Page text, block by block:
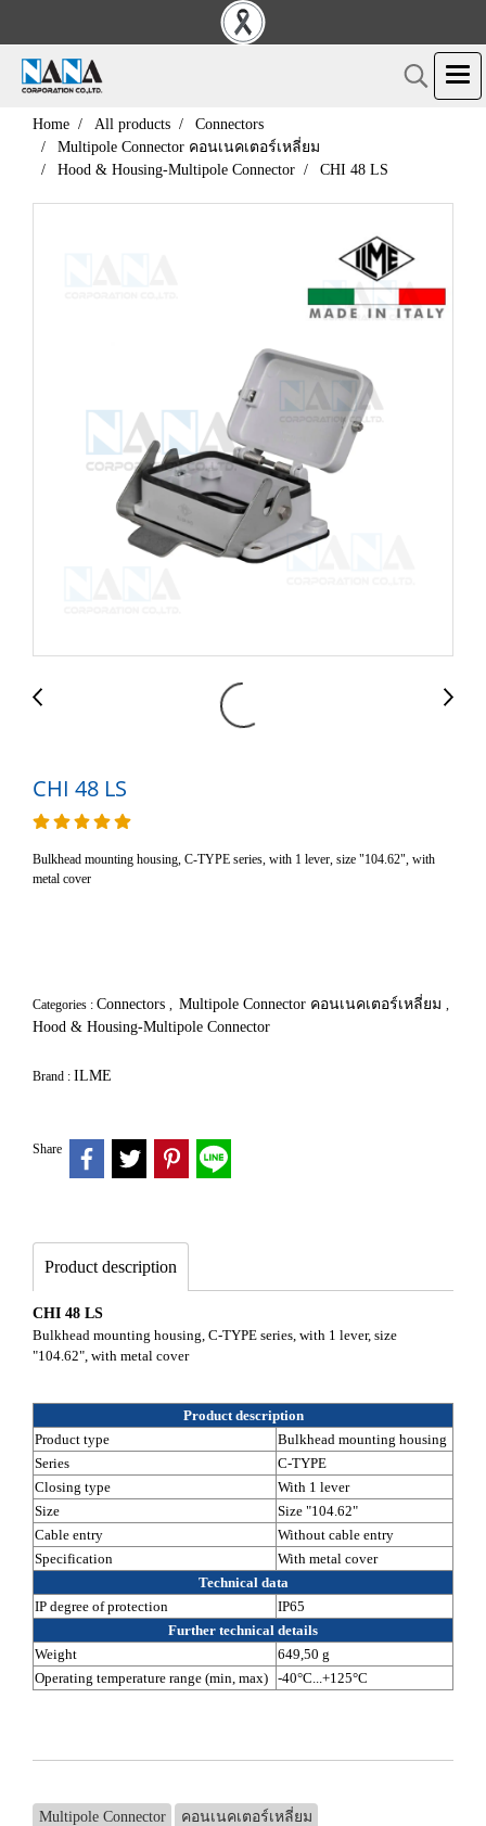
Home All products
Connectors
Multipole Connector คอนเนคเตอร์เหลี่ยม
Hood & Housing-Multipole Connector
CHI 48 LS
CHI 48 LS
Bulkhead mounting housing, C-TYPE series, with 1 lever, size "104.62", with
metal cover
Categories : Connectors , Multipole Connector คอนเนคเตอร์เหลี่ยม ,
Hood & Housing-Multipole Connector
Brand : ILME
Share
Product description
CHI 48 LS
Bulkhead mounting housing, C-TYPE series, with 1 lever, size
"104.62", with metal cover
Product description
Product type
Bulkhead mounting housing
Series
C-TYPE
Closing type
With 1 lever
Size
Size "104.62"
Cable entry
Without cable entry
Specification
With metal cover
Technical data
IP degree of protection
IP65
Further technical details
Weight
649,50 g
Operating temperature range (min, max) -40°C...+125°C
Multipole Connector คอนเนคเตอร์เหลี่ยม